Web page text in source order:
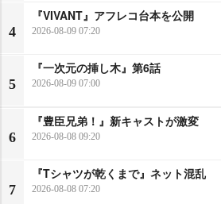
4
『VIVANT』アフレコ台本を公開
2026-08-09 07:20
5
『一次元の挿し木』第6話
2026-08-09 07:00
6
『豊臣兄弟！』新キャストが激変
2026-08-08 09:20
7
『Tシャツが乾くまで』ネット混乱
2026-08-08 07:20